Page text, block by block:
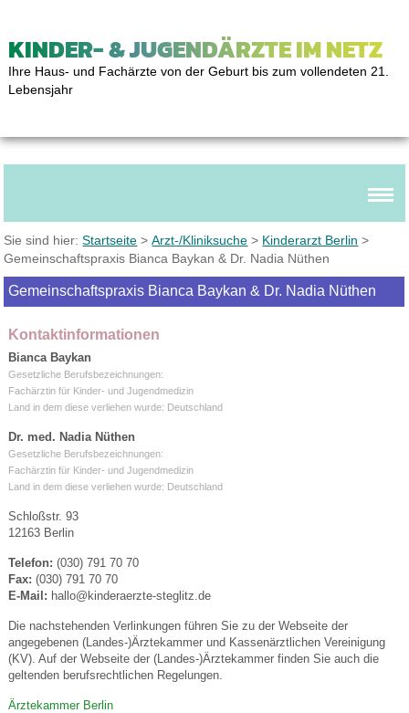
KINDER- & JUGENDÄRZTE IM NETZ
Ihre Haus- und Fachärzte von der Geburt bis zum vollendeten 21.
Lebensjahr
Sie sind hier:Startseite >Arzt-/Kliniksuche > Kinderarzt Berlin >
Gemeinschaftspraxis Bianca Baykan & Dr. Nadia Nüthen
Gemeinschaftspraxis Bianca Baykan & Dr. Nadia Nüthen
Kontaktinformationen
Bianca Baykan
Gesetzliche Berufsbezeichnungen:
Fachärztin für Kinder- und Jugendmedizin
Land in dem diese verliehen wurde: Deutschland
Dr. med. Nadia Nüthen
Gesetzliche Berufsbezeichnungen:
Fachärztin für Kinder- und Jugendmedizin
Land in dem diese verliehen wurde: Deutschland
Schloßstr. 93
12163 Berlin
Telefon: (030) 791 70 70
Fax: (030) 791 70 70
E-Mail: hallo@kinderaerzte-steglitz.de
Die nachstehenden Verlinkungen führen Sie zu der Webseite der
angegebenen (Landes-)Ärztekammer und Kassenärztlichen Vereinigung
(KV). Auf der Webseite der (Landes-)Ärztekammer finden Sie auch die
geltenden berufsrechtlichen Regelungen.
Ärztekammer Berlin